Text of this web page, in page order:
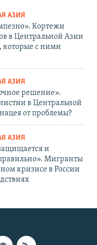
АЗИЯ
Кортежи
в Центральной Азии
которые с ними
АЗИЯ
решение».
в Центральной
от проблемы?
АЗИЯ
и
Мигранты
кризисе в России